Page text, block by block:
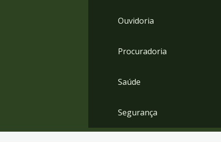
Ouvidoria
Procuradoria
Saúde
Segurança